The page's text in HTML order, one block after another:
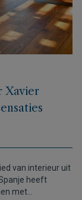
Xavier
van interieur uit
heeft
met